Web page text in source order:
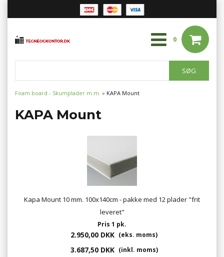
0
Foam board - Skumplader m.m. » KAPA Mount
KAPA Mount
Kapa Mount 10 mm. 100x140cm - pakke med 12 plader "frit
leveret"
Pris 1 pk.
2.950,00 DKK (eks. moms)
3.687,50 DKK (inkl. moms)